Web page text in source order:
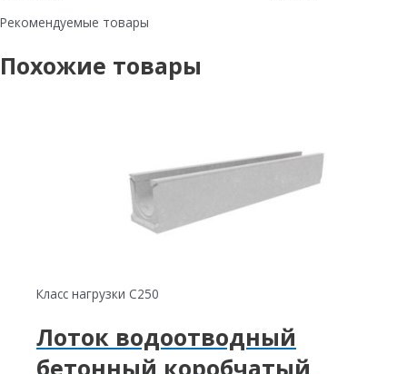
Рекомендуемые товары
Похожие товары
Класс нагрузки C250
Лоток водоотводный
бетонный коробчатый